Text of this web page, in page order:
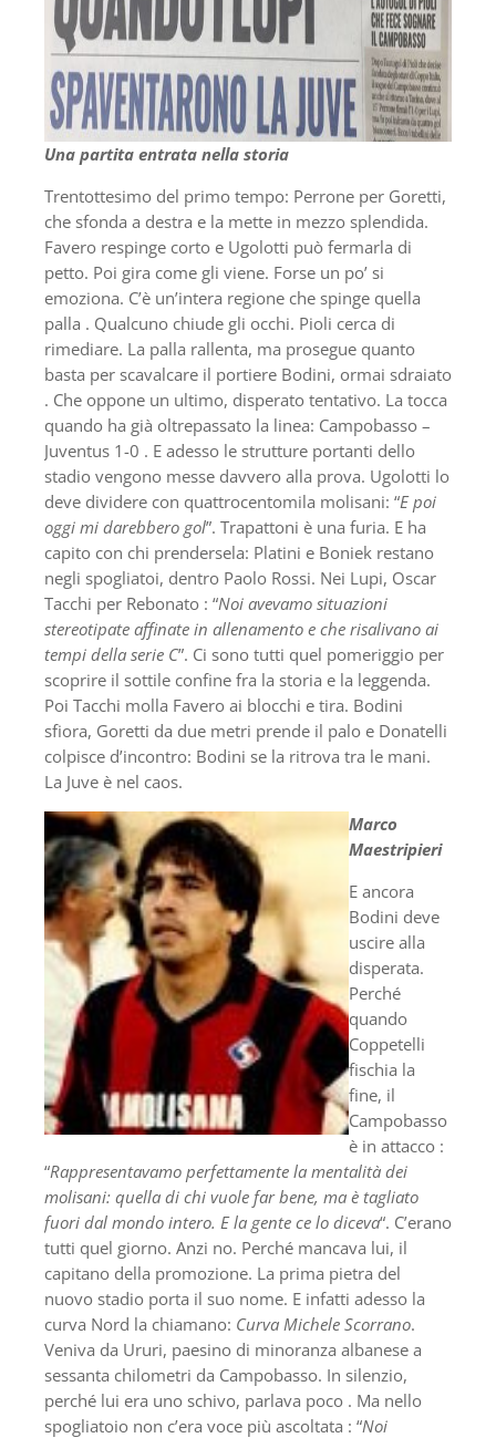
Una partita entrata nella storia
Trentottesimo del primo tempo: Perrone per Goretti,
che sfonda a destra e la mette in mezzo splendida.
Favero respinge corto e Ugolotti può fermarla di
petto. Poi gira come gli viene. Forse un po’ si
emoziona. C’è un’intera regione che spinge quella
palla . Qualcuno chiude gli occhi. Pioli cerca di
rimediare. La palla rallenta, ma prosegue quanto
basta per scavalcare il portiere Bodini, ormai sdraiato
. Che oppone un ultimo, disperato tentativo. La tocca
quando ha già oltrepassato la linea: Campobasso –
Juventus 1-0 . E adesso le strutture portanti dello
stadio vengono messe davvero alla prova. Ugolotti lo
deve dividere con quattrocentomila molisani: “E poi
oggi mi darebbero gol”. Trapattoni è una furia. E ha
capito con chi prendersela: Platini e Boniek restano
negli spogliatoi, dentro Paolo Rossi. Nei Lupi, Oscar
Tacchi per Rebonato : “Noi avevamo situazioni
stereotipate affinate in allenamento e che risalivano ai
tempi della serie C”. Ci sono tutti quel pomeriggio per
scoprire il sottile confine fra la storia e la leggenda.
Poi Tacchi molla Favero ai blocchi e tira. Bodini
sfiora, Goretti da due metri prende il palo e Donatelli
colpisce d’incontro: Bodini se la ritrova tra le mani.
La Juve è nel caos.
Marco
Maestripieri
E ancora
Bodini deve
uscire alla
disperata.
Perché
quando
Coppetelli
fischia la
fine, il
Campobasso
è in attacco :
“Rappresentavamo perfettamente la mentalità dei
molisani: quella di chi vuole far bene, ma è tagliato
fuori dal mondo intero. E la gente ce lo diceva“. C’erano
tutti quel giorno. Anzi no. Perché mancava lui, il
capitano della promozione. La prima pietra del
nuovo stadio porta il suo nome. E infatti adesso la
curva Nord la chiamano: Curva Michele Scorrano.
Veniva da Ururi, paesino di minoranza albanese a
sessanta chilometri da Campobasso. In silenzio,
perché lui era uno schivo, parlava poco . Ma nello
spogliatoio non c’era voce più ascoltata : “Noi